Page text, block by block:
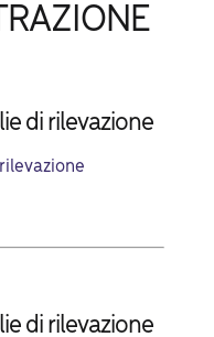
di rilevazione
di rilevazione